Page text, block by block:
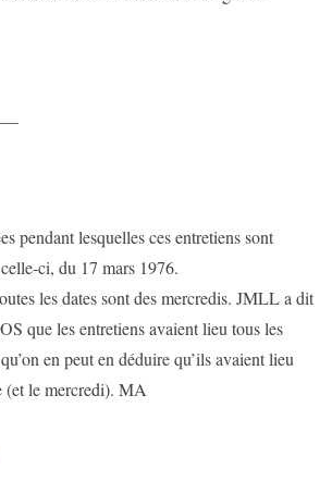
pendant lesquelles ces entretiens sont
ci, du 17 mars 1976.
les dates sont des mercredis. JMLL a dit
que les entretiens avaient lieu tous les
en peut en déduire qu’ils avaient lieu
(et le mercredi). MA